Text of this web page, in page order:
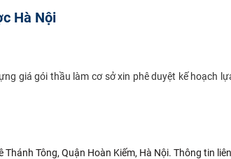
Hà Nội
giá gói thầu làm cơ sở xin phê duyệt kế hoạch
Tông, Quận Hoàn Kiếm, Hà Nội. Thông tin